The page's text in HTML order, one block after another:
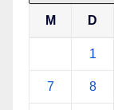
M D
1
7 8